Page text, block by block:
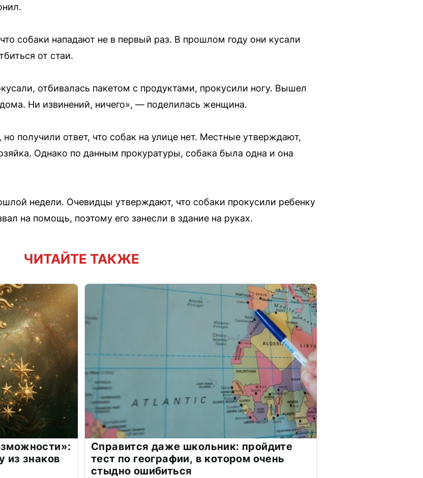
собаки нападают не в первый раз. В прошлом году они кусали
от стаи.
отбивалась пакетом с продуктами, прокусили ногу. Вышел
Ни извинений, ничего», — поделилась женщина.
получили ответ, что собак на улице нет. Местные утверждают,
Однако по данным прокуратуры, собака была одна и она
недели. Очевидцы утверждают, что собаки прокусили ребенку
на помощь, поэтому его занесли в здание на руках.
ЧИТАЙТЕ ТАКЖЕ
из знаков
Справится даже школьник: пройдите
тест по географии, в котором очень
стыдно ошибиться